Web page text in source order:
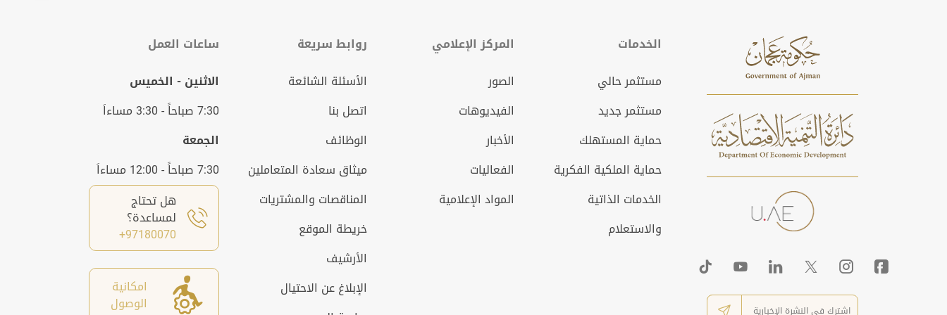
الخدمات
مستثمر حالي
مستثمر جديد
حماية المستهلك
حماية الملكية الفكرية
الخدمات الذاتية
والاستعلام
المركز الإعلامي
الصور
الفيديوهات
الأخبار
الفعاليات
المواد الإعلامية
روابط سريعة
الأسئلة الشائعة
اتصل بنا
الوظائف
ميثاق سعادة المتعاملين
المناقصات والمشتريات
خريطة الموقع
الأرشيف
الإبلاغ عن الاحتيال
ساعات العمل
الاثنين - الخميس
7:30 صباحاً - 3:30 مساءاَ
الجمعة
7:30 صباحاً - 12:00 مساءاَ
هل تحتاج
لمساعدة؟
97180070+
امكانية
الوصول